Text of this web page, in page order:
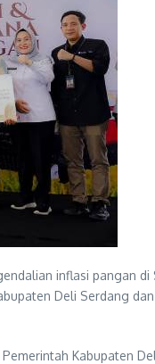
inflasi pangan
Deli Serdang
Kabupaten